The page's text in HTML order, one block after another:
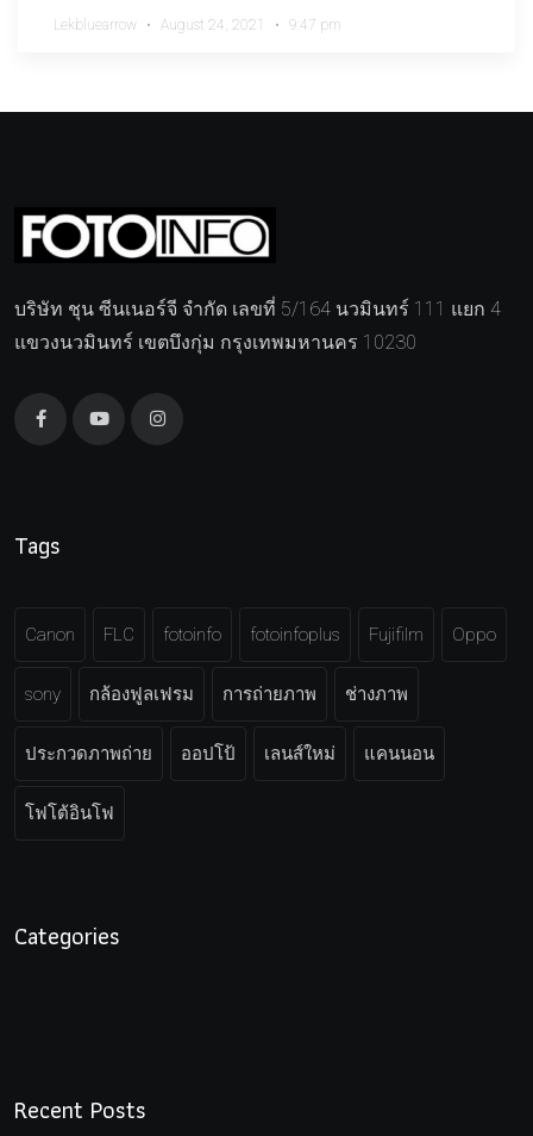
Lekbluearrow August 24, 2021 9:47 pm
บริษัท ชุน ซีนเนอร์จี จำกัด เลขที่ 5/164 นวมินทร์ 111 แยก 4
แขวงนวมินทร์ เขตบึงกุ่ม กรุงเทพมหานคร 10230
Tags
Canon FLC fotoinfo fotoinfoplus Fujifilm Oppo
sony กล้องฟูลเฟรม การถ่ายภาพ ช่างภาพ
ประกวดภาพถ่าย ออปโป้ เลนส์ใหม่ แคนนอน
โฟโต้อินโฟ
Categories
Recent Posts